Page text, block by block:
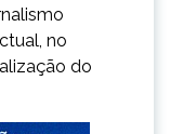
no
do